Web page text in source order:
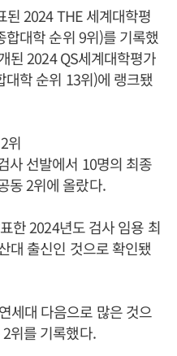
2024 THE 세계대학평
대학 순위 9위)를 기록했
된 2024 QS세계대학평가
학 순위 13위)에 랭크됐
위
사 선발에서 10명의 최종
동 2위에 올랐다.
한 2024년도 검사 임용 최
대 출신인 것으로 확인됐
세대 다음으로 많은 것으
위를 기록했다.